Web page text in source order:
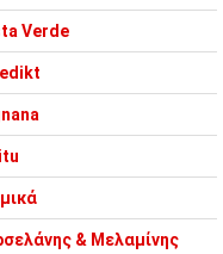
Verde
& Μελαμίνης